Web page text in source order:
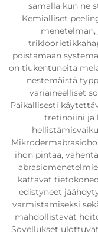
samalla kun ne
Kemialliset
menetelmän,
poistamaan
on tiukentuneita
nestemäistä
väriaineelliset
Paikallisesti
tretinoiini ja
ihon pintaa,
kattavat
edistyneet
varmistamiseksi
mahdollistavat
Sovellukset